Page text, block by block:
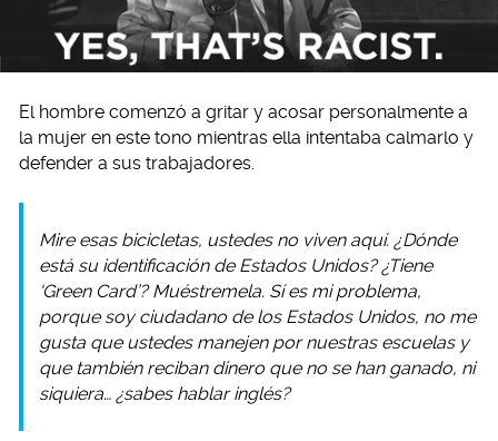
El hombre comenzó a gritar y acosar personalmente a
la mujer en este tono mientras ella intentaba calmarlo y
defender a sus trabajadores.
Mire esas bicicletas, ustedes no viven aquí. ¿Dónde
está su identificación de Estados Unidos? ¿Tiene
‘Green Card’? Muéstremela. Sí es mi problema,
porque soy ciudadano de los Estados Unidos, no me
gusta que ustedes manejen por nuestras escuelas y
que también reciban dinero que no se han ganado, ni
siquiera… ¿sabes hablar inglés?